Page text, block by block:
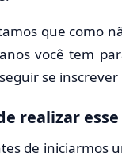
que como
você tem
se
realizar
de iniciarmos